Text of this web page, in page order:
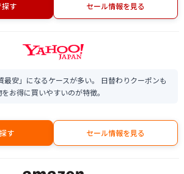
探す セール情報を見る
最安」になるケースが多い。 日替わりクーポンも
お得に買いやすいのが特徴。
す セール情報を見る